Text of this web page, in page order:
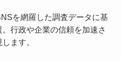
を網羅した調査データに基
行政や企業の信頼を加速さ
ます。